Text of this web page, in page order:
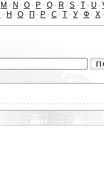
M · N · O · P · Q · R · S · T · U ·
· Н · О · П · Р · С · Т · У · Ф · Х